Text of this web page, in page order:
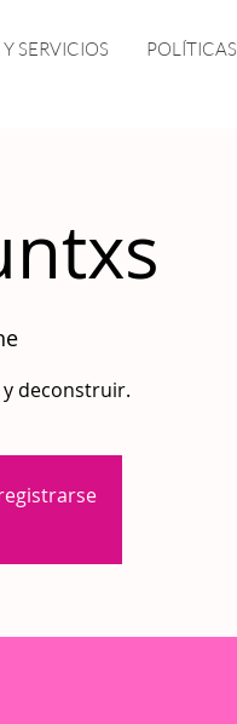
SERVICIOS POLÍTICAS
deconstruir.